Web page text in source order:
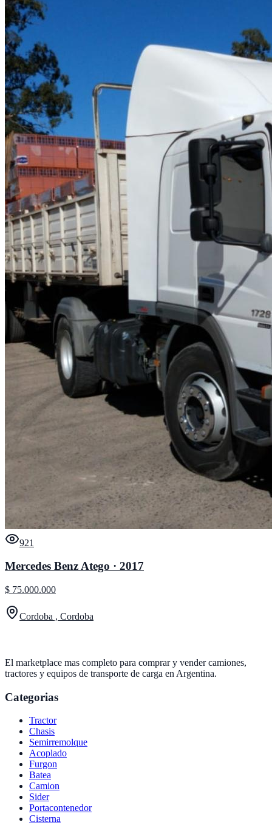
921
Mercedes Benz Atego · 2017
$ 75.000.000
Cordoba , Cordoba
El marketplace mas completo para comprar y vender camiones,
tractores y equipos de transporte de carga en Argentina.
Categorias
Tractor
Chasis
Semirremolque
Acoplado
Furgon
Batea
Camion
Sider
Portacontenedor
Cisterna